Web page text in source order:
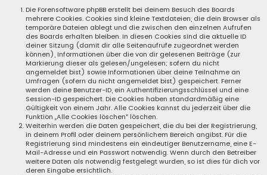
Die Forensoftware phpBB erstellt bei deinem Besuch des Boards
mehrere Cookies. Cookies sind kleine Textdateien, die dein Browser als
temporäre Dateien ablegt und die zwischen den einzelnen Aufrufen
des Boards erhalten bleiben. In diesen Cookies sind die aktuelle ID
deiner Sitzung (damit dir alle Seitenaufrufe zugeordnet werden
können), Informationen über die von dir gelesenen Beiträge (zur
Markierung dieser als gelesen/ungelesen; sofern du nicht
angemeldet bist) sowie Informationen über deine Teilnahme an
Umfragen (sofern du nicht angemeldet bist) gespeichert. Ferner
werden deine Benutzer-ID, ein Authentifizierungsschlüssel und eine
Session-ID gespeichert. Die Cookies haben standardmäßig eine
Gültigkeit von einem Jahr. Alle Cookies kannst du jederzeit über die
Funktion „Alle Cookies löschen“ löschen.
Weiterhin werden die Daten gespeichert, die du bei der Registrierung,
in deinem Profil oder deinem persönlichem Bereich angibst. Für die
Registrierung sind mindestens ein eindeutiger Benutzername, eine E-
Mail-Adresse und ein Passwort notwendig. Wenn durch den Betreiber
weitere Daten als notwendig festgelegt wurden, so ist dies für dich vor
deren Eingabe ersichtlich.